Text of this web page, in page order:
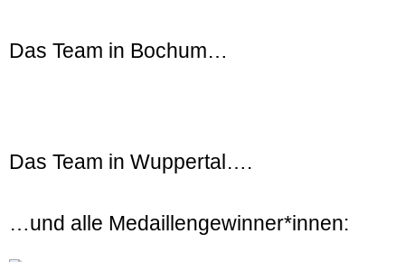
Das Team in Bochum…
Das Team in Wuppertal….
…und alle Medaillengewinner*innen: